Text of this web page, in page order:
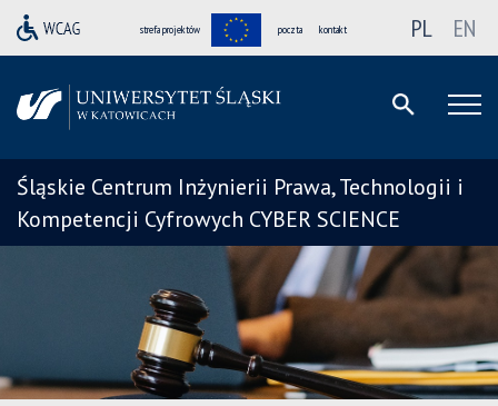
strefa projektów poczta kontakt PL EN
Śląskie Centrum Inżynierii Prawa, Technologii i
Kompetencji Cyfrowych CYBER SCIENCE